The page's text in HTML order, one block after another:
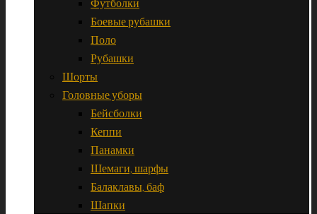
Боевые рубашки
Поло
Рубашки
Шорты
Головные уборы
Бейсболки
Кеппи
Панамки
Шемаги, шарфы
Балаклавы, баф
Шапки